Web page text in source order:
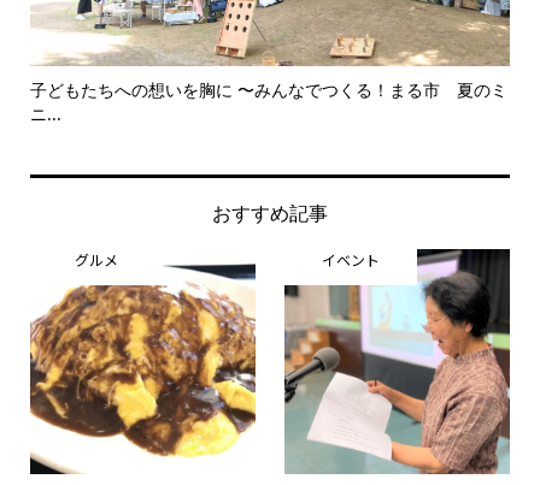
美野里中演劇部卒業夏公演 笑って終わる舞台に 〜中学生とは
思...
おすすめ記事
グルメ イベント